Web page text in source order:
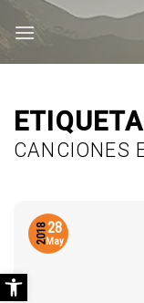
CANCIONES
28
May
2018
Abrir barra de herramientas